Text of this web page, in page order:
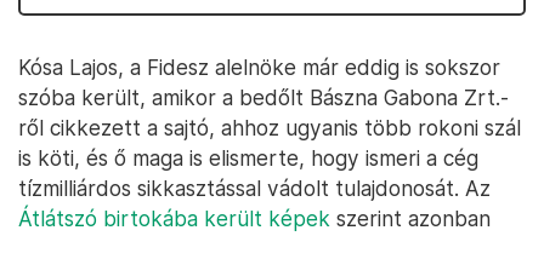
Kósa Lajos, a Fidesz alelnöke már eddig is sokszor
szóba került, amikor a bedőlt Bászna Gabona Zrt.-
ről cikkezett a sajtó, ahhoz ugyanis több rokoni szál
is köti, és ő maga is elismerte, hogy ismeri a cég
tízmilliárdos sikkasztással vádolt tulajdonosát. Az
Átlátszó birtokába került képek szerint azonban